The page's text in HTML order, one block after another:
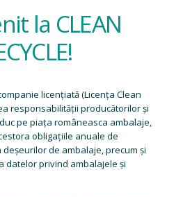
la CLEAN
licențiată (Licența Clean
responsabilității producătorilor și
pe piața româneasca ambalaje,
obligațiile anuale de
de ambalaje, precum și
datelor privind ambalajele și